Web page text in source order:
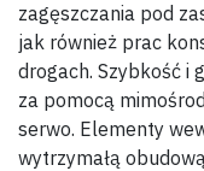
zagęszczania pod
jak również prac
drogach. Szybkość i
za pomocą
serwo. Elementy
wytrzymałą